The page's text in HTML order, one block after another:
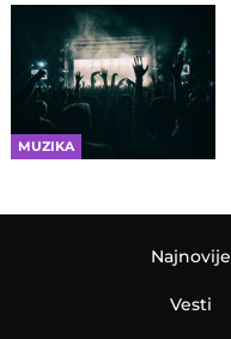
MUZIKA
Najnovije
Vesti